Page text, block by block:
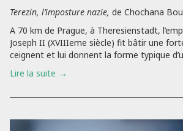
Terezin, l’imposture nazie, de Chochana
A 70 km de Prague, à Theresienstadt,
Joseph II (XVIIIeme siècle) fit bâtir une
ceignent et lui donnent la forme typique
Lire la suite